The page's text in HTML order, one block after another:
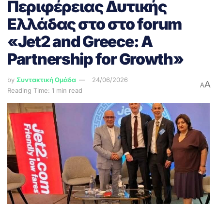
Περιφέρειας Δυτικής
Ελλάδας στο στο forum
«Jet2 and Greece: A
Partnership for Growth»
by Συντακτική Ομάδα
24/06/2026
Reading Time: 1 min read
AA